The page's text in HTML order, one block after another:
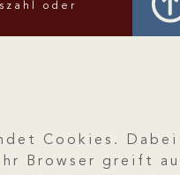
oder
Cookies.
Browser greift